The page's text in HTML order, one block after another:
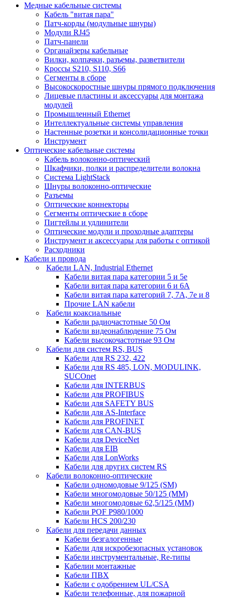
Медные кабельные системы
Кабель "витая пара"
Патч-корды (модульные шнуры)
Модули RJ45
Патч-панели
Органайзеры кабельные
Вилки, колпачки, разъемы, разветвители
Кроссы S210, S110, S66
Сегменты в сборе
Высокоскоростные шнуры прямого подключения
Лицевые пластины и аксессуары для монтажа
модулей
Промышленный Ethernet
Интеллектуальные системы управления
Настенные розетки и консолидационные точки
Инструмент
Оптические кабельные системы
Кабель волоконно-оптический
Шкафчики, полки и распределители волокна
Система LightStack
Шнуры волоконно-оптические
Разъемы
Оптические коннекторы
Сегменты оптические в сборе
Пигтейлы и удлинители
Оптические модули и проходные адаптеры
Инструмент и аксессуары для работы с оптикой
Расходники
Кабели и провода
Кабели LAN, Industrial Ethernet
Кабели витая пара категории 5 и 5е
Кабели витая пара категории 6 и 6A
Кабели витая пара категорий 7, 7А, 7е и 8
Прочие LAN кабели
Кабели коаксиальные
Кабели радиочастотные 50 Ом
Кабели видеонаблюдение 75 Ом
Кабели высокочастотные 93 Ом
Кабели для систем RS, BUS
Кабели для RS 232, 422
Кабели для RS 485, LON, MODULINK,
SUCOnet
Кабели для INTERBUS
Кабели для PROFIBUS
Кабели для SAFETY BUS
Кабели для AS-Interface
Кабели для PROFINET
Кабели для CAN-BUS
Кабели для DeviceNet
Кабели для EIB
Кабели для LonWorks
Кабели для других систем RS
Кабели волоконно-оптические
Кабели одномодовые 9/125 (SM)
Кабели многомодовые 50/125 (ММ)
Кабели многомодовые 62,5/125 (ММ)
Кабели POF P980/1000
Кабели HCS 200/230
Кабели для передачи данных
Кабели безгалогенные
Кабели для искробезопасных установок
Кабели инструментальные, Re-типы
Кабелии монтажные
Кабели ПВХ
Кабели с одобрением UL/CSA
Кабели телефонные, для пожарной